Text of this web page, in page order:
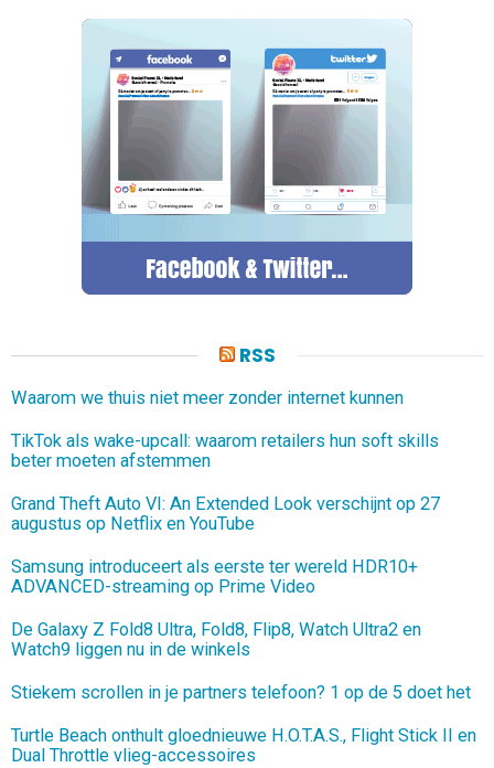
RSS
Waarom we thuis niet meer zonder internet kunnen
TikTok als wake-upcall: waarom retailers hun soft skills
beter moeten afstemmen
Grand Theft Auto VI: An Extended Look verschijnt op 27
augustus op Netflix en YouTube
Samsung introduceert als eerste ter wereld HDR10+
ADVANCED-streaming op Prime Video
De Galaxy Z Fold8 Ultra, Fold8, Flip8, Watch Ultra2 en
Watch9 liggen nu in de winkels
Stiekem scrollen in je partners telefoon? 1 op de 5 doet het
Turtle Beach onthult gloednieuwe H.O.T.A.S., Flight Stick II en
Dual Throttle vlieg-accessoires